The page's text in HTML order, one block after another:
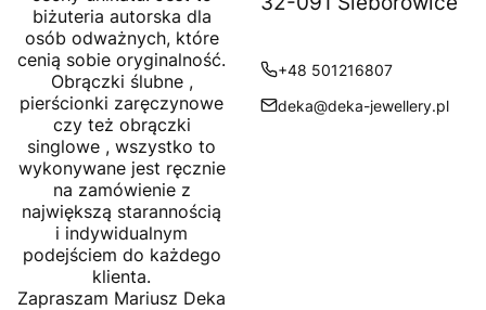
biżuteria autorska dla
osób odważnych, które
cenią sobie oryginalność.
Obrączki ślubne ,
pierścionki zaręczynowe
czy też obrączki
singlowe , wszystko to
wykonywane jest ręcznie
na zamówienie z
największą starannością
i indywidualnym
podejściem do każdego
klienta.
Zapraszam Mariusz Deka
+48 501216807
deka@deka-jewellery.pl